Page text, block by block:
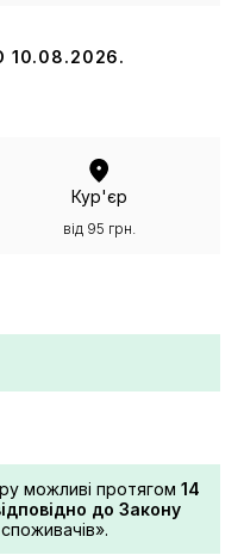
Кур'єр
від 95 грн.
можливі протягом 14
до Закону